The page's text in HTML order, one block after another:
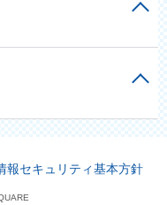
報セキュリティ基本方針